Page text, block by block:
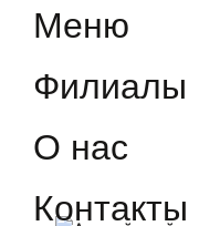
Меню
Филиалы
О нас
Контакты